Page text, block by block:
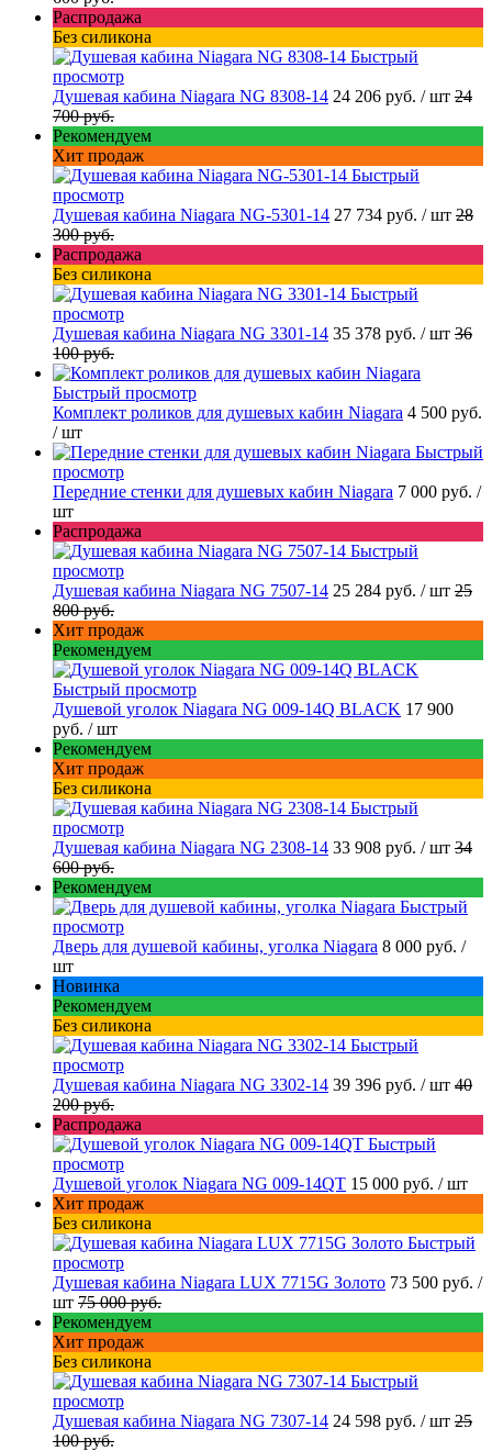
Распродажа
Без силикона
Быстрый
просмотр
Душевая кабина Niagara NG 8308-14 24 206 руб. / шт 24
700 руб.
Рекомендуем
Хит продаж
Быстрый
просмотр
Душевая кабина Niagara NG-5301-14 27 734 руб. / шт 28
300 руб.
Распродажа
Без силикона
Быстрый
просмотр
Душевая кабина Niagara NG 3301-14 35 378 руб. / шт 36
100 руб.
Быстрый просмотр
Комплект роликов для душевых кабин Niagara 4 500 руб.
/ шт
Быстрый
просмотр
Передние стенки для душевых кабин Niagara 7 000 руб. /
шт
Распродажа
Быстрый
просмотр
Душевая кабина Niagara NG 7507-14 25 284 руб. / шт 25
800 руб.
Хит продаж
Рекомендуем
Быстрый просмотр
Душевой уголок Niagara NG 009-14Q BLACK 17 900
руб. / шт
Рекомендуем
Хит продаж
Без силикона
Быстрый
просмотр
Душевая кабина Niagara NG 2308-14 33 908 руб. / шт 34
600 руб.
Рекомендуем
Быстрый
просмотр
Дверь для душевой кабины, уголка Niagara 8 000 руб. /
шт
Новинка
Рекомендуем
Без силикона
Быстрый
просмотр
Душевая кабина Niagara NG 3302-14 39 396 руб. / шт 40
200 руб.
Распродажа
Быстрый
просмотр
Душевой уголок Niagara NG 009-14QT 15 000 руб. / шт
Хит продаж
Без силикона
Быстрый
просмотр
Душевая кабина Niagara LUX 7715G Золото 73 500 руб. /
шт 75 000 руб.
Рекомендуем
Хит продаж
Без силикона
Быстрый
просмотр
Душевая кабина Niagara NG 7307-14 24 598 руб. / шт 25
100 руб.